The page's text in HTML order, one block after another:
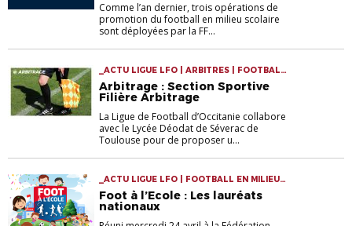
Comme l’an dernier, trois opérations de
promotion du football en milieu scolaire
sont déployées par la FF...
_ACTU LIGUE LFO | ARBITRES | FOOTBALL
EN MILIEU SCOLAIRE
Arbitrage : Section Sportive
Filière Arbitrage
La Ligue de Football d’Occitanie collabore
avec le Lycée Déodat de Séverac de
Toulouse pour de proposer u...
_ACTU LIGUE LFO | FOOTBALL EN MILIEU
SCOLAIRE
Foot à l’Ecole : Les lauréats
nationaux